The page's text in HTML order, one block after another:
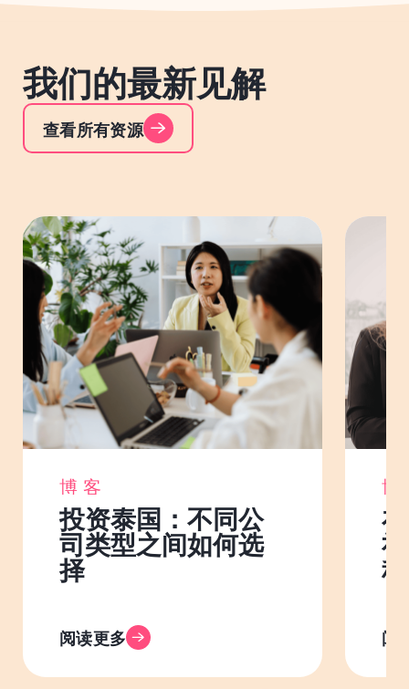
我们的最新见解
查看所有资源
博客
投资泰国：不同公
司类型之间如何选
择
阅读更多
程
阅